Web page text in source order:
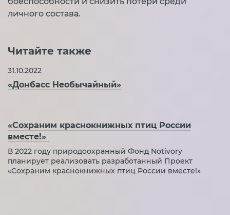
личного состава.
Читайте также
31.10.2022
«Донбасс Необычайный»
«Сохраним краснокнижных птиц России
вместе!»
В 2022 году природоохранный Фонд Notivory
планирует реализовать разработанный Проект
«Сохраним краснокнижных птиц России вместе!»